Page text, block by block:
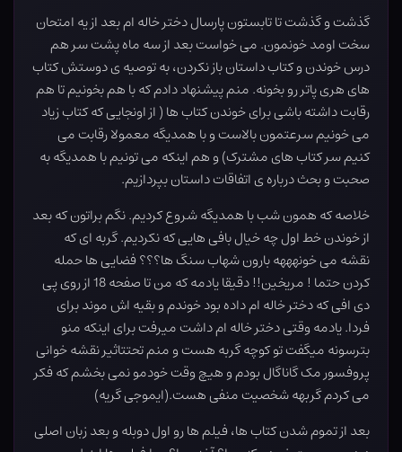
گذشت و گذشت تا تابستون پارسال دختر خاله ام بعد از یه امتحان
سخت اومد خونمون. می خواست بعد از سه ماه پشت سر هم
درس خوندن و کتاب داستان باز نکردن، به توصیه ی دوستش کتاب
های هری پاتر رو بخونه. منم پیشنهاد دادم که با هم بخونیم تا هم
رقابت داشته باشی برای خوندن کتاب ها ( از اونجایی که کتاب زیاد
می خونیم سرعتمون بالاست و با همدیگه معمولا رقابت می
کنیم سر کتاب های مشترک) و هم اینکه می تونیم با همدیگه به
صحبت و بحث درباره ی اتفاقات داستان بپردازیم.
خلاصه که همون شب با همدیگه شروع کردیم. نگم براتون که بعد
از خوندن خط اول چه خیال بافی هایی که نکردیم. گربه ای که
نقشه می خونهههه بارون شهاب سنگ ها؟؟؟ فضایی ها حمله
کردن حتما ! مریخین!! دقیقا یادمه که من تا صفحه 18 از روی پی
دی افی که دختر خاله ام داده بود خوندم و بقیه اش موند برای
فردا. یادمه وقتی دختر خاله ام داشت میرفت برای اینکه منو
بترسونه میگفت تو کوچه گربه هست و منم تحتتاثیر نقشه خوانی
پروفسور مک گاناگال بودم و هیچ وقت خودمو نمی بخشم که فکر
می کردم گربهه شخصیت منفی هست.(ایموجی گریه)
بعد از تموم شدن کتاب ها، فیلم ها رو اول دوبله و بعد زبان اصلی